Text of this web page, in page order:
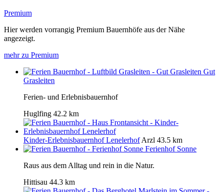
Premium
Hier werden vorrangig Premium Bauernhöfe aus der Nähe
angezeigt.
mehr zu Premium
Gut
Grasleiten
Ferien- und Erlebnisbauernhof
Huglfing 42.2 km
Kinder-Erlebnisbauernhof Lenelerhof Arzl 43.5 km
Ferienhof Sonne
Raus aus dem Alltag und rein in die Natur.
Hittisau 44.3 km